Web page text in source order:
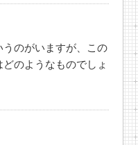
のがいますが、この
のようなものでしょ